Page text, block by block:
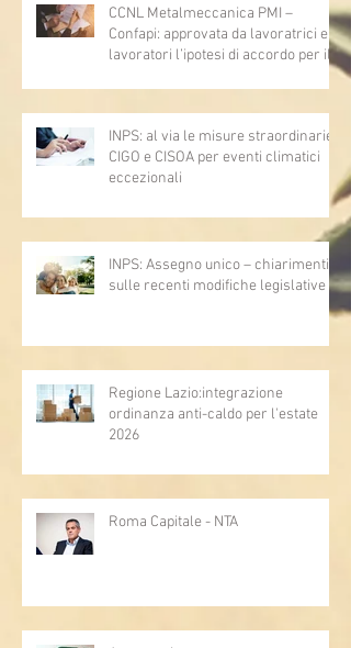
CCNL Metalmeccanica PMI –
Confapi: approvata da lavoratrici e
lavoratori l’ipotesi di accordo per il
INPS: al via le misure straordinarie
CIGO e CISOA per eventi climatici
eccezionali
INPS: Assegno unico – chiarimenti
sulle recenti modifiche legislative
Regione Lazio:integrazione
ordinanza anti-caldo per l'estate
2026
Roma Capitale - NTA